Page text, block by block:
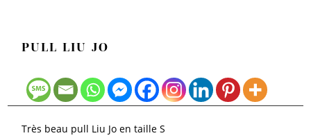
PULL LIU JO
Très beau pull Liu Jo en taille S